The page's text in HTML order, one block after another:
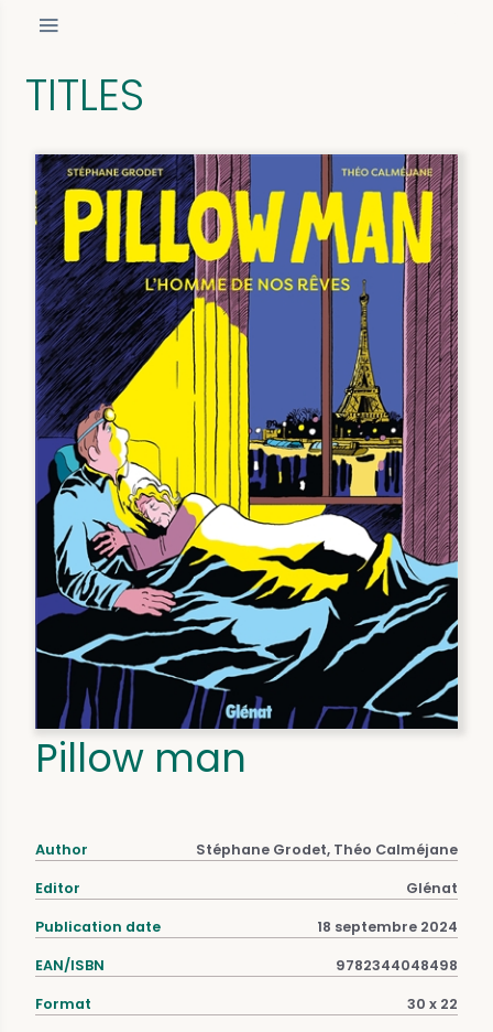
TITLES
Pillow man
Author Stéphane Grodet, Théo Calméjane
Editor Glénat
Publication date 18 septembre 2024
EAN/ISBN 9782344048498
Format 30 x 22